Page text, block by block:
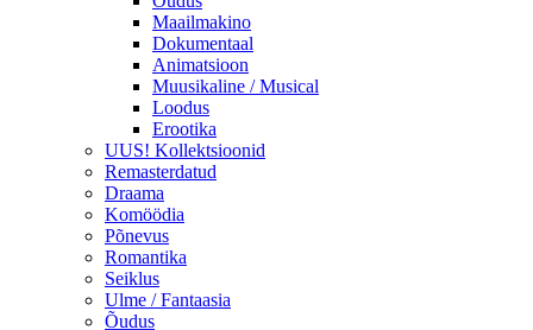
Maailmakino
Dokumentaal
Animatsioon
Muusikaline / Musical
Loodus
Erootika
UUS! Kollektsioonid
Remasterdatud
Draama
Komöödia
Põnevus
Romantika
Seiklus
Ulme / Fantaasia
Õudus